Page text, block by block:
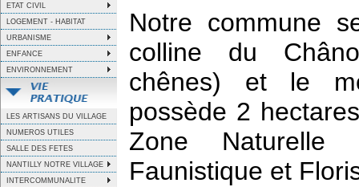
ETAT CIVIL
LOGEMENT - HABITAT
URBANISME
ENFANCE
ENVIRONNEMENT
LES ARTISANS DU VILLAGE
NUMEROS UTILES
SALLE DES FETES
NANTILLY NOTRE VILLAGE
INTERCOMMUNALITE
Notre commune
colline du
chênes) et le
possède 2
Zone Naturelle
Faunistique et